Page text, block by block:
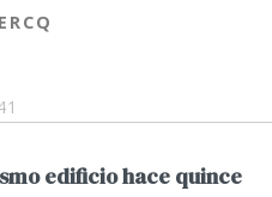
edificio hace quince